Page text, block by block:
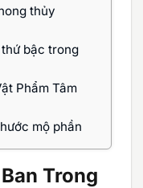
thủy
bậc trong
Phẩm Tâm
mộ phần
Trong